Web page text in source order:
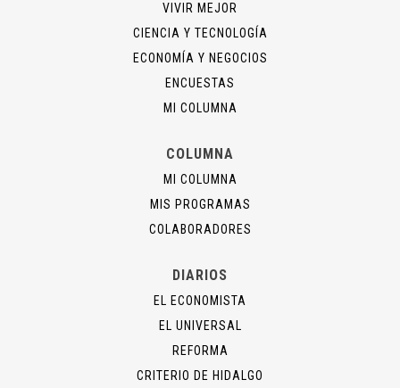
VIVIR MEJOR
CIENCIA Y TECNOLOGÍA
ECONOMÍA Y NEGOCIOS
ENCUESTAS
MI COLUMNA
COLUMNA
MI COLUMNA
MIS PROGRAMAS
COLABORADORES
DIARIOS
EL ECONOMISTA
EL UNIVERSAL
REFORMA
CRITERIO DE HIDALGO